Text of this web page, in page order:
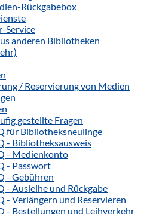
Rückgabebox
Service
anderen Bibliotheken
/ Reservierung von Medien
gestellte Fragen
für Bibliotheksneulinge
- Bibliotheksausweis
- Medienkonto
- Passwort
- Gebühren
- Ausleihe und Rückgabe
- Verlängern und Reservieren
- Bestellungen und Leihverkehr